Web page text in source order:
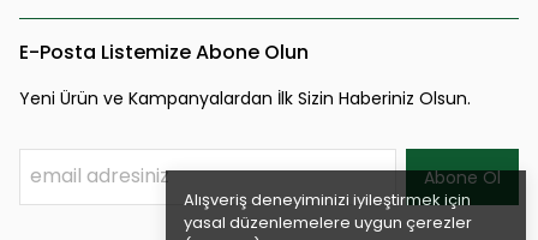
Alışveriş deneyiminizi iyileştirmek için
yasal düzenlemelere uygun çerezler
E-Posta Listemize Abone Olun
Yeni Ürün ve Kampanyalardan İlk Sizin Haberiniz Olsun.
Abone Ol